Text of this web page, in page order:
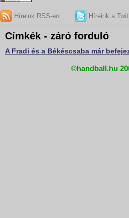
Híreink RSS-en Híreink a
Címkék - záró forduló
A Fradi és a Békéscsaba már
©handball.hu